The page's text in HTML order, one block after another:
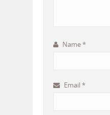
Name*
Email *